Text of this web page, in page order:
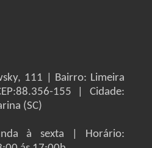
111 | Bairro: Limeira
155 | Cidade:
(SC)
à sexta | Horário: